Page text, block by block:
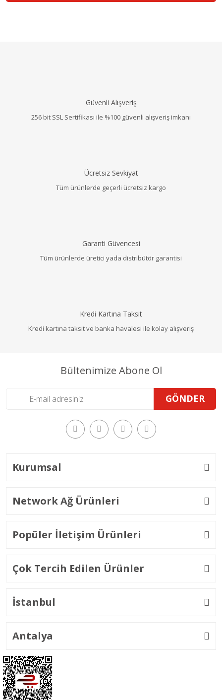
Güvenli Alışveriş
256 bit SSL Sertifikası ile %100 güvenli alışveriş imkanı
Ücretsiz Sevkiyat
Tüm ürünlerde geçerli ücretsiz kargo
Garanti Güvencesi
Tüm ürünlerde üretici yada distribütör garantisi
Kredi Kartına Taksit
Kredi kartına taksit ve banka havalesi ile kolay alışveriş
Bültenimize Abone Ol
GÖNDER
Kurumsal
Network Ağ Ürünleri
Popüler İletişim Ürünleri
Çok Tercih Edilen Ürünler
İstanbul
Antalya